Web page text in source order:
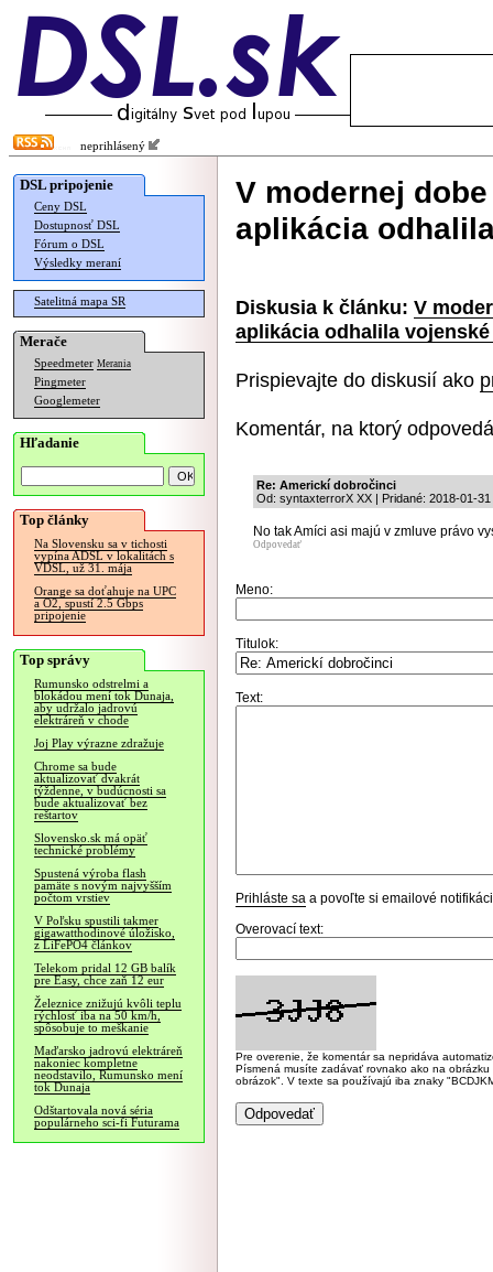
neprihlásený
DSL pripojenie
Ceny DSL
Dostupnosť DSL
Fórum o DSL
Výsledky meraní
Satelitná mapa SR
Merače
Speedmeter Merania
Pingmeter
Googlemeter
Hľadanie
Top články
Na Slovensku sa v tichosti
vypína ADSL v lokalitách s
VDSL, už 31. mája
Orange sa doťahuje na UPC
a O2, spustí 2.5 Gbps
pripojenie
Top správy
Rumunsko odstrelmi a
blokádou mení tok Dunaja,
aby udržalo jadrovú
elektráreň v chode
Joj Play výrazne zdražuje
Chrome sa bude
aktualizovať dvakrát
týždenne, v budúcnosti sa
bude aktualizovať bez
reštartov
Slovensko.sk má opäť
technické problémy
Spustená výroba flash
pamäte s novým najvyšším
počtom vrstiev
V Poľsku spustili takmer
gigawatthodinové úložisko,
z LiFePO4 článkov
Telekom pridal 12 GB balík
pre Easy, chce zaň 12 eur
Železnice znižujú kvôli teplu
rýchlosť iba na 50 km/h,
spôsobuje to meškanie
Maďarsko jadrovú elektráreň
nakoniec kompletne
neodstavilo, Rumunsko mení
tok Dunaja
Odštartovala nová séria
populárneho sci-fi Futurama
V modernej
aplikácia
Diskusia k článku: V
aplikácia odhalila
Prispievajte do diskusií ako
Komentár, na ktorý
Re: Americkí dobročinci
Od: syntaxterrorX XX | Pridané: 2018-01-31
No tak Amíci asi majú v zmluve právo
Odpovedať
Meno:
Titulok:
Text:
Prihláste sa a povoľte si emailové
Overovací text:
Pre overenie, že komentár sa nepridáva
Písmená musíte zadávať rovnako ako na
obrázok". V texte sa používajú iba znaky